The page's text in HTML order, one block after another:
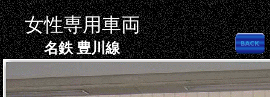
女性専用車両
名鉄 豊川線